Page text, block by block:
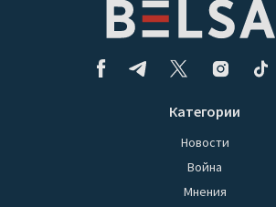
Категории
Новости
Война
Мнения